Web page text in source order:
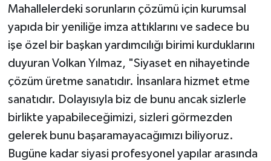
Mahallelerdeki sorunların çözümü için kurumsal
yapıda bir yeniliğe imza attıklarını ve sadece bu
işe özel bir başkan yardımcılığı birimi kurduklarını
duyuran Volkan Yılmaz, "Siyaset en nihayetinde
çözüm üretme sanatıdır. İnsanlara hizmet etme
sanatıdır. Dolayısıyla biz de bunu ancak sizlerle
birlikte yapabileceğimizi, sizleri görmezden
gelerek bunu başaramayacağımızı biliyoruz.
Bugüne kadar siyasi profesyonel yapılar arasında